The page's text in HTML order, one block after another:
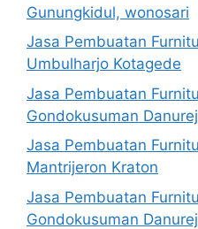
Gunungkidul, wonosari
Jasa Pembuatan
Umbulharjo Kotagede
Jasa Pembuatan
Gondokusuman
Jasa Pembuatan
Mantrijeron Kraton
Jasa Pembuatan
Gondokusuman